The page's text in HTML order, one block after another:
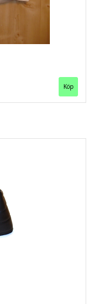
Köp